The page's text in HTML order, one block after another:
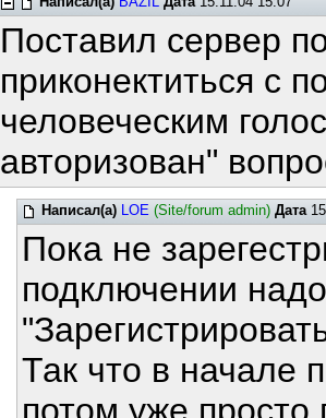
Поставил сервер
приконектиться с
человеческим
авторизован"
Написал(а) LOE (Site/forum admin) Дата
Пока не
подключении
Так что в начале